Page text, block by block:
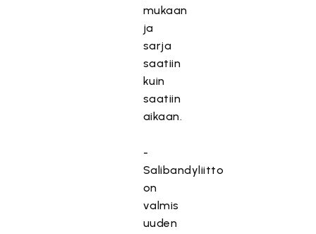
mukaan
ja
sarja
saatiin
kuin
saatiin
aikaan.
-
Salibandyliitto
on
valmis
uuden